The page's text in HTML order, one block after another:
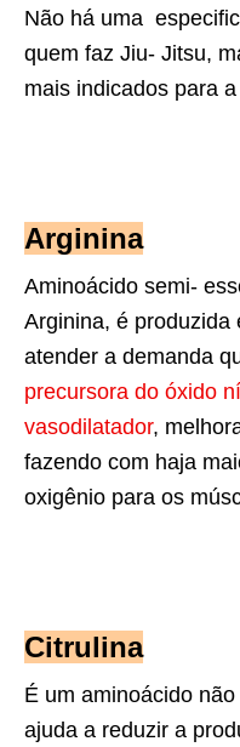
Não há uma
quem faz Jiu- Jitsu,
mais indicados para
Arginina
Aminoácido semi-
Arginina, é produzida
atender a demanda
precursora do óxido
vasodilatador,
fazendo com haja
oxigênio para os
Citrulina
É um aminoácido
ajuda a reduzir a